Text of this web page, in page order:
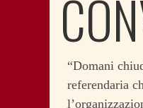
“Domani
referendaria